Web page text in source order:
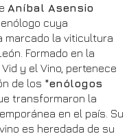
Aníbal Asensio
enólogo cuya
marcado la viticultura
Formado en la
y el Vino, pertenece
de los "enólogos
transformaron la
en el país. Su
es heredada de su